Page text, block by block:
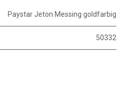
Paystar Jeton Messing goldfarbig
50332